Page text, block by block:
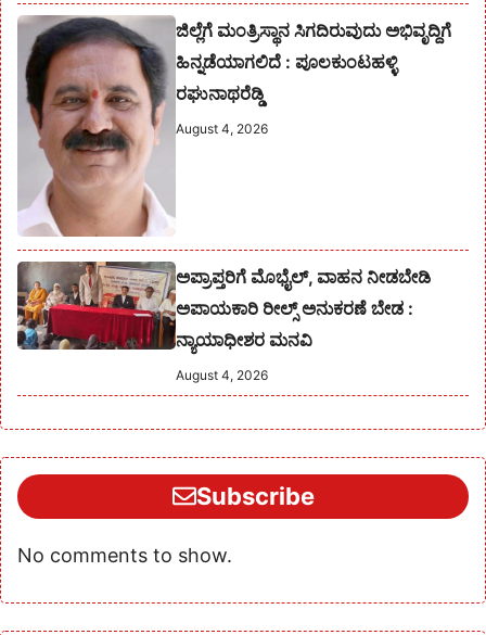
ಜಿಲ್ಲೆಗೆ ಮಂತ್ರಿಸ್ಥಾನ ಸಿಗದಿರುವುದು ಅಭಿವೃದ್ದಿಗೆ
ಹಿನ್ನಡೆಯಾಗಲಿದೆ : ಪೂಲಕುಂಟಹಳ್ಳಿ
ರಘುನಾಥರೆಡ್ಡಿ
August 4, 2026
ಅಪ್ರಾಪ್ತರಿಗೆ ಮೊಭೈಲ್, ವಾಹನ ನೀಡಬೇಡಿ
ಅಪಾಯಕಾರಿ ರೀಲ್ಸ್ ಅನುಕರಣೆ ಬೇಡ :
ನ್ಯಾಯಾಧೀಶರ ಮನವಿ
August 4, 2026
Subscribe
No comments to show.